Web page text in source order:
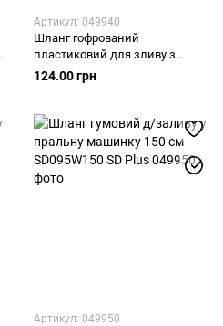
Артикул: 049940
Шланг гофрований
пластиковий для зливу з
пральної машинки 200 см
SD096W200 SD Plus
124.00 грн
Артикул: 049950